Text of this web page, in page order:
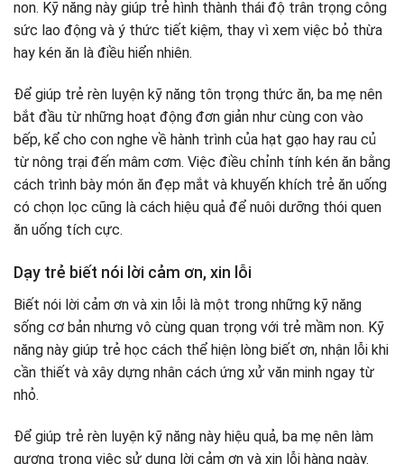
non. Kỹ năng này giúp trẻ hình thành thái độ trân trọng công
sức lao động và ý thức tiết kiệm, thay vì xem việc bỏ thừa
hay kén ăn là điều hiển nhiên.
Để giúp trẻ rèn luyện kỹ năng tôn trọng thức ăn, ba mẹ nên
bắt đầu từ những hoạt động đơn giản như cùng con vào
bếp, kể cho con nghe về hành trình của hạt gạo hay rau củ
từ nông trại đến mâm cơm. Việc điều chỉnh tính kén ăn bằng
cách trình bày món ăn đẹp mắt và khuyến khích trẻ ăn uống
có chọn lọc cũng là cách hiệu quả để nuôi dưỡng thói quen
ăn uống tích cực.
Dạy trẻ biết nói lời cảm ơn, xin lỗi
Biết nói lời cảm ơn và xin lỗi là một trong những kỹ năng
sống cơ bản nhưng vô cùng quan trọng với trẻ mầm non. Kỹ
năng này giúp trẻ học cách thể hiện lòng biết ơn, nhận lỗi khi
cần thiết và xây dựng nhân cách ứng xử văn minh ngay từ
nhỏ.
Để giúp trẻ rèn luyện kỹ năng này hiệu quả, ba mẹ nên làm
gương trong việc sử dụng lời cảm ơn và xin lỗi hàng ngày.